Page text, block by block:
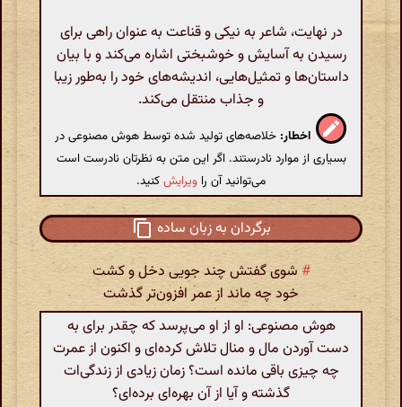
در نهایت، شاعر به نیکی و قناعت به عنوان راهی برای
رسیدن به آسایش و خوشبختی اشاره می‌کند و با بیان
داستان‌ها و تمثیل‌هایی، اندیشه‌های خود را به‌طور زیبا
و جذاب منتقل می‌کند.
اخطار: خلاصه‌های تولید شده توسط هوش مصنوعی در
بسیاری از موارد نادرستند. اگر این متن به نظرتان نادرست است
می‌توانید آن را ویرایشکنید.
برگردان به زبان ساده
# شوی گفتش چند جویی دخل و کشت
خود چه ماند از عمر افزون‌تر گذشت
هوش مصنوعی: او از او می‌پرسد که چقدر برای به
دست آوردن مال و منال تلاش کرده‌ای و اکنون از عمرت
چه چیزی باقی مانده است؟ زمان زیادی از زندگی‌ات
گذشته و آیا از آن بهره‌ای برده‌ای؟